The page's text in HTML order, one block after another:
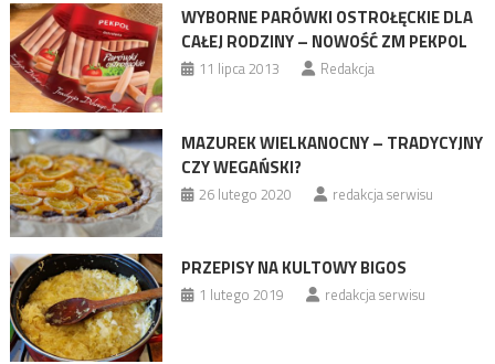
WYBORNE PARÓWKI OSTROŁĘCKIE DLA
CAŁEJ RODZINY – NOWOŚĆ ZM PEKPOL
11 lipca 2013 Redakcja
MAZUREK WIELKANOCNY – TRADYCYJNY
CZY WEGAŃSKI?
26 lutego 2020 redakcja serwisu
PRZEPISY NA KULTOWY BIGOS
1 lutego 2019 redakcja serwisu